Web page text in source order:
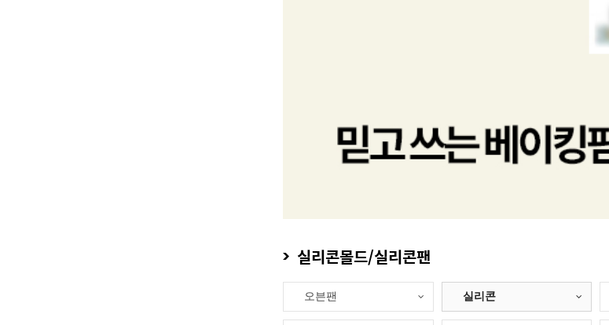
실리콘몰드/실리콘팬
오븐팬 실리콘